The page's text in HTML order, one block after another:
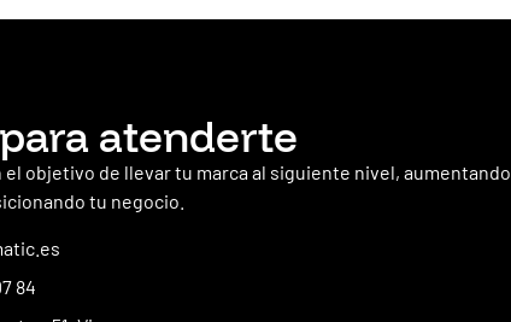
atenderte
el objetivo de llevar tu marca al siguiente nivel, aumentando
tu negocio.
84